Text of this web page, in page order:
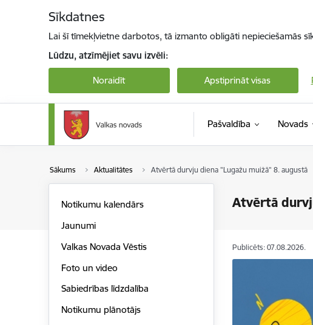
Sīkdatnes
Lai šī tīmekļvietne darbotos, tā izmanto obligāti nepieciešamās
Lūdzu, atzīmējiet savu izvēli:
Noraidīt Apstiprināt visas
Pašvaldība Novads
Sākums Aktualitātes Atvērtā durvju diena "Lugažu muižā" 8. augustā
Atvērtā
Notikumu kalendārs
Jaunumi
Valkas Novada Vēstis
Foto un video
Sabiedrības līdzdalība
Notikumu plānotājs
Publicēts: 07.08.2026.